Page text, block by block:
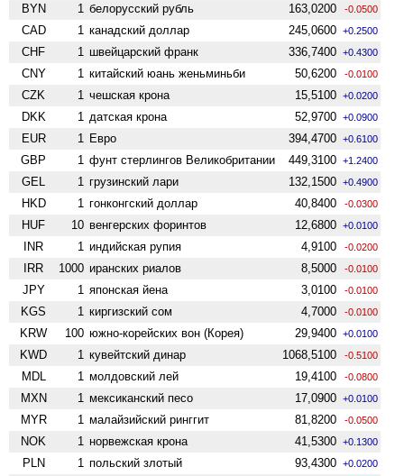
BYN 1 белорусский рубль 163,0200 -0.0500
CAD 1 канадский доллар 245,0600 +0.2500
CHF 1 швейцарский франк 336,7400 +0.4300
CNY 1 китайский юань женьминьби 50,6200 -0.0100
CZK 1 чешская крона 15,5100 +0.0200
DKK 1 датская крона 52,9700 +0.0900
EUR 1 Евро 394,4700 +0.6100
GBP 1 фунт стерлингов Велико­британии 449,3100 +1.2400
GEL 1 грузинский лари 132,1500 +0.4900
HKD 1 гонконгский доллар 40,8400 -0.0300
HUF 10 венгерских форинтов 12,6800 +0.0100
INR 1 индийская рупия 4,9100 -0.0200
IRR 1000 иранских риалов 8,5000 -0.0100
JPY 1 японская йена 3,0100 -0.0100
KGS 1 киргизский сом 4,7000 -0.0100
KRW 100 южно-корейских вон (Корея) 29,9400 +0.0100
KWD 1 кувейтский динар 1068,5100 -0.5100
MDL 1 молдовский лей 19,4100 -0.0800
MXN 1 мексиканский песо 17,0900 +0.0100
MYR 1 малайзийский ринггит 81,8200 -0.0500
NOK 1 норвежская крона 41,5300 +0.1300
PLN 1 польский злотый 93,4300 +0.0200